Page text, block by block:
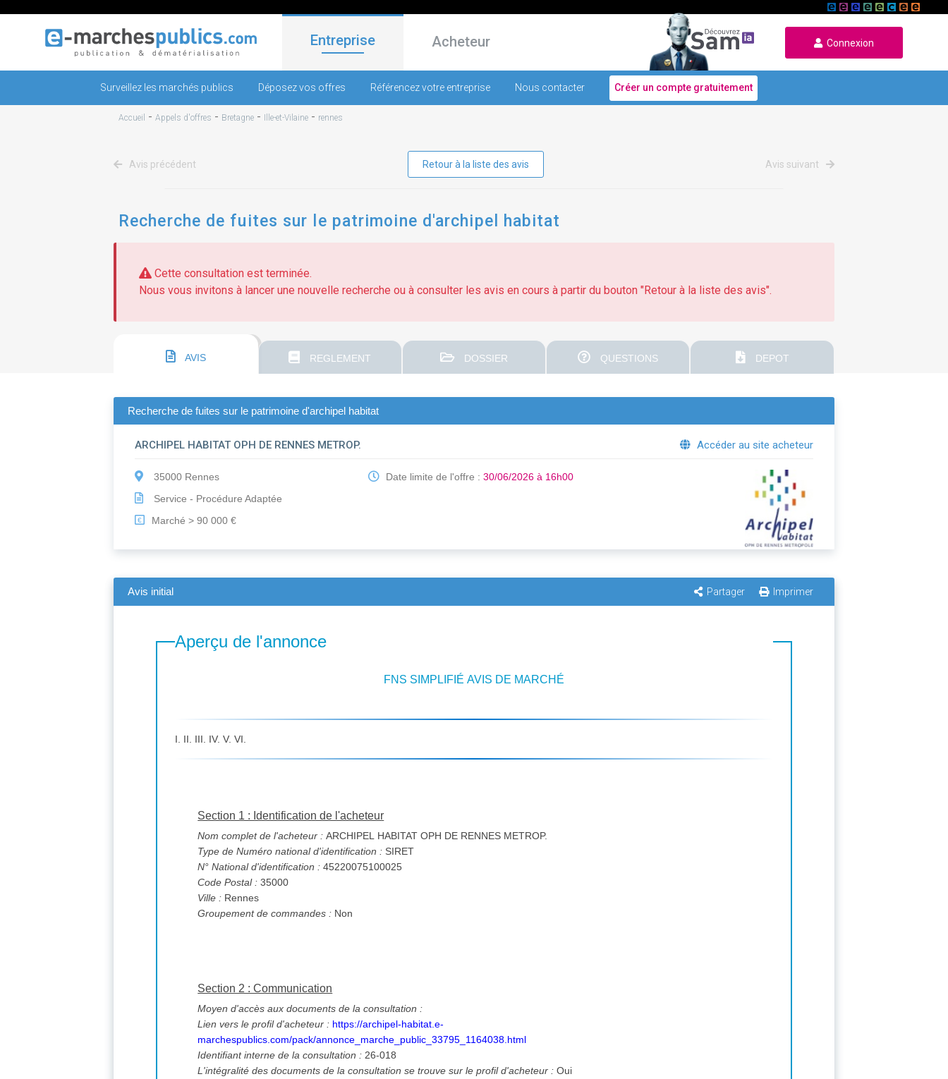
Entreprise Acheteur Connexion
Surveillez les marchés publics Déposez vos offres Référencez votre entreprise Nous contacter Créer un compte gratuitement
Accueil - Appels d'offres - Bretagne - Ille-et-Vilaine - rennes
Avis précédent Retour à la liste des avis Avis suivant
Recherche de fuites sur le patrimoine d'archipel habitat
Cette consultation est terminée.
Nous vous invitons à lancer une nouvelle recherche ou à consulter les avis en cours à partir du bouton "Retour à la liste des avis".
AVIS REGLEMENT DOSSIER QUESTIONS DEPOT
Recherche de fuites sur le patrimoine d'archipel habitat
ARCHIPEL HABITAT OPH DE RENNES METROP. Accéder au site acheteur
35000 Rennes
Service - Procédure Adaptée
€ Marché > 90 000 €
Date limite de l'offre : 30/06/2026 à 16h00
Avis initial Partager Imprimer
Aperçu de l'annonce
FNS SIMPLIFIÉ AVIS DE MARCHÉ
I. II. III. IV. V. VI.
Section 1 : Identification de l'acheteur
Nom complet de l'acheteur : ARCHIPEL HABITAT OPH DE RENNES METROP.
Type de Numéro national d'identification : SIRET
N° National d'identification : 45220075100025
Code Postal : 35000
Ville : Rennes
Groupement de commandes : Non
Section 2 : Communication
Moyen d'accès aux documents de la consultation :
Lien vers le profil d'acheteur : https://archipel-habitat.e-
marchespublics.com/pack/annonce_marche_public_33795_1164038.html
Identifiant interne de la consultation : 26-018
L'intégralité des documents de la consultation se trouve sur le profil d'acheteur : Oui